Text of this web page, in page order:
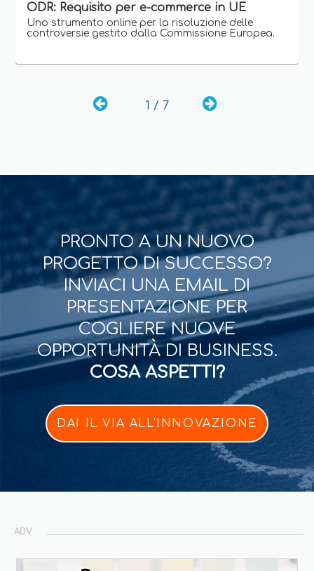
ODR: Requisito per e-commerce in UE
Uno strumento online per la risoluzione delle
controversie gestito dalla Commissione Europea.
1 / 7
PRONTO A UN NUOVO
PROGETTO DI SUCCESSO?
INVIACI UNA EMAIL DI
PRESENTAZIONE PER
COGLIERE NUOVE
OPPORTUNITÀ DI BUSINESS.
COSA ASPETTI?
DAI IL VIA ALL'INNOVAZIONE
ADV